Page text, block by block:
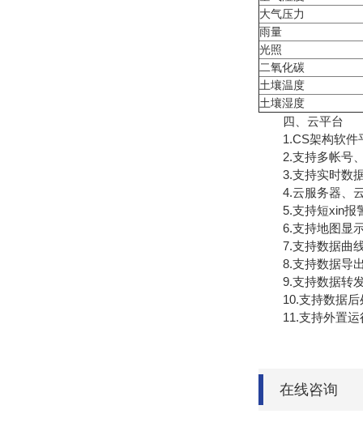
大气压力
雨量
光照
二氧化碳
土壤温度
土壤湿度
四、云平台
1.CS架构软件平
2.支持多帐号、
3.支持实时数据
4.云服务器、云
5.支持短xin报
6.支持地图显示
7.支持数据曲
8.支持数据导出
9.支持数据转发
10.支持数据后
11.支持外置运
在线咨询